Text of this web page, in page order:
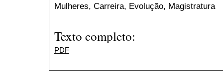
Mulheres, Carreira, Evolução, Magistratura
Texto completo:
PDF